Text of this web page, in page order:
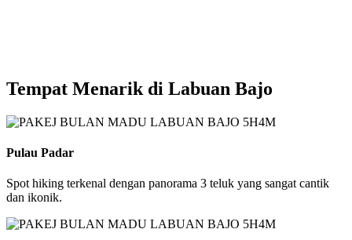
Tempat Menarik di Labuan Bajo
Pulau Padar
Spot hiking terkenal dengan panorama 3 teluk yang sangat cantik
dan ikonik.